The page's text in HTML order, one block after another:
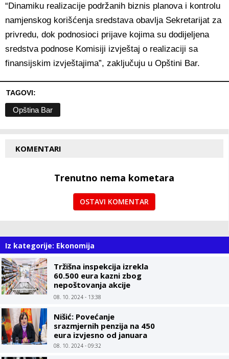
“Dinamiku realizacije podržanih biznis planova i kontrolu
namjenskog korišćenja sredstava obavlja Sekretarijat za
privredu, dok podnosioci prijave kojima su dodijeljena
sredstva podnose Komisiji izvještaj o realizaciji sa
finansijskim izvještajima”, zaključuju u Opštini Bar.
TAGOVI:
Opština Bar
KOMENTARI
Trenutno nema kometara
OSTAVI KOMENTAR
Iz kategorije: Ekonomija
Tržišna inspekcija izrekla
60.500 eura kazni zbog
nepoštovanja akcije
Limitirane cijene
08. 10. 2024 - 13:38
Nišić: Povećanje
srazmjernih penzija na 450
eura izvjesno od januara
08. 10. 2024 - 09:32